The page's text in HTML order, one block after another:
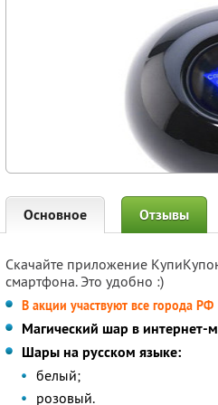
Основное Отзывы
Скачайте приложение
смартфона. Это удобно :)
В акции участвуют все города РФ
Магический шар в интернет-
Шары на русском языке:
белый;
розовый.